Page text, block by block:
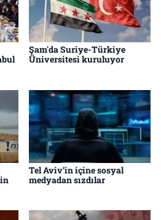
Şam'da Suriye-Türkiye
Üniversitesi kuruluyor
Tel Aviv’in içine sosyal
medyadan sızdılar